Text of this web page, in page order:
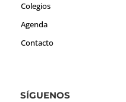
Colegios
Agenda
Contacto
SÍGUENOS